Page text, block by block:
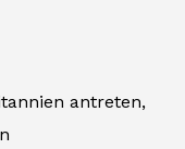
antreten,